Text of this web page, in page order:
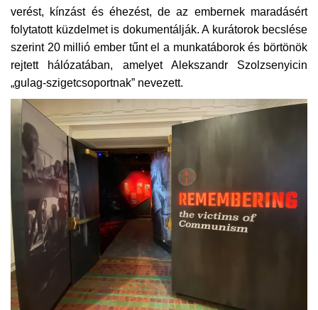
verést, kínzást és éhezést, de az embernek maradásért
folytatott küzdelmet is dokumentálják. A kurátorok becslése
szerint 20 millió ember tűnt el a munkatáborok és börtönök
rejtett hálózatában, amelyet Alekszandr Szolzsenyicin
„gulag-szigetcsoportnak” nevezett.